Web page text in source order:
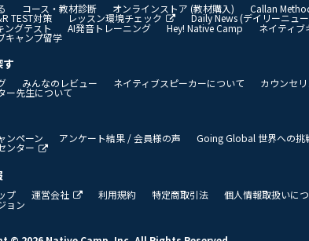
コース・教材診断 オンラインストア (教材購入) Callan
TEST対策 レッスン環境チェック Daily News (デイリーニュ
ングテスト
AI発音トレーニング Hey! Native Camp ネイティブ
キャンプ留学
みんなのレビュー ネイティブスピーカーについて カウンセ
ー先生について
ンペーン アンケート結果 / 会員様の声 Going Global 世界への挑
ンター
プ 運営会社 利用規約 特定商取引法 個人情報取扱いに
ョン